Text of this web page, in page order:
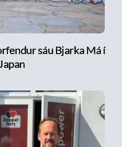
sáu Bjarka Má í